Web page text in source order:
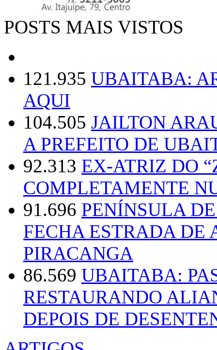
POSTS MAIS VISTOS
121.935 UBAITABA:
AQUI
104.505 JAILTON
A PREFEITO DE
92.313 EX-ATRIZ DO
COMPLETAMENTE
91.696 PENÍNSULA
FECHA ESTRADA DE
PIRACANGA
86.569 UBAITABA:
RESTAURANDO
DEPOIS DE